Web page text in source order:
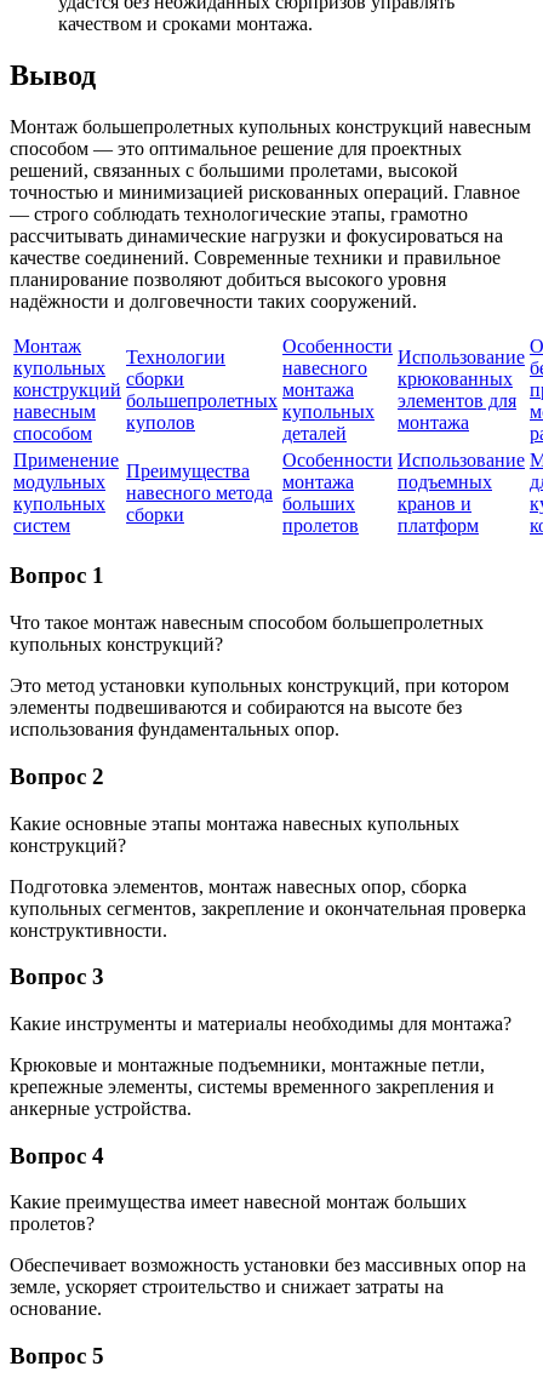
качеством и сроками монтажа.
Вывод
Монтаж большепролетных купольных конструкций навесным
способом — это оптимальное решение для проектных
решений, связанных с большими пролетами, высокой
точностью и минимизацией рискованных операций. Главное
— строго соблюдать технологические этапы, грамотно
рассчитывать динамические нагрузки и фокусироваться на
качестве соединений. Современные техники и правильное
планирование позволяют добиться высокого уровня
надёжности и долговечности таких сооружений.
Монтаж
купольных
конструкций
навесным
способом
Технологии
сборки
большепролетных
куполов
Особенности
навесного
монтажа
купольных
деталей
Использование
крюкованных
элементов для
монтажа
Применение
модульных
купольных
систем
Преимущества
навесного метода
сборки
Особенности
монтажа
больших
пролетов
Использование
подъемных
кранов и
платформ
Вопрос 1
Что такое монтаж навесным способом большепролетных
купольных конструкций?
Это метод установки купольных конструкций, при котором
элементы подвешиваются и собираются на высоте без
использования фундаментальных опор.
Вопрос 2
Какие основные этапы монтажа навесных купольных
конструкций?
Подготовка элементов, монтаж навесных опор, сборка
купольных сегментов, закрепление и окончательная проверка
конструктивности.
Вопрос 3
Какие инструменты и материалы необходимы для монтажа?
Крюковые и монтажные подъемники, монтажные петли,
крепежные элементы, системы временного закрепления и
анкерные устройства.
Вопрос 4
Какие преимущества имеет навесной монтаж больших
пролетов?
Обеспечивает возможность установки без массивных опор на
земле, ускоряет строительство и снижает затраты на
основание.
Вопрос 5